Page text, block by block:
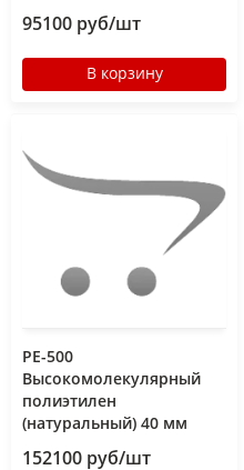
95100 руб/шт
В корзину
РЕ-500
Высокомолекулярный
полиэтилен
(натуральный) 40 мм
152100 руб/шт